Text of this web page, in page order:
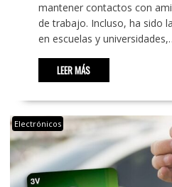
mantener contactos con
de trabajo. Incluso, ha sido
en escuelas y
LEER MÁS
Electrónicos